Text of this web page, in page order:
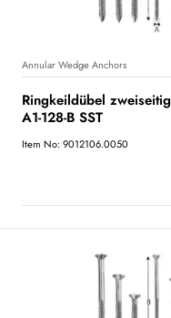
Annular Wedge Anchors
Ringkeildübel zweiseitig
A1-128-B SST
Item No: 9012106.0050